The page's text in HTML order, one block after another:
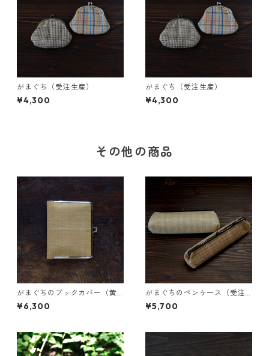
がまぐち（受注生産）
¥4,300
がまぐち（受注生産）
¥4,300
その他の商品
がまぐちのブックカバー（黄
色のやしゃぶし）
¥6,300
がまぐちのペンケース（受注
生産）
¥5,700